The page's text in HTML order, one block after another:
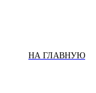
НА ГЛАВНУЮ